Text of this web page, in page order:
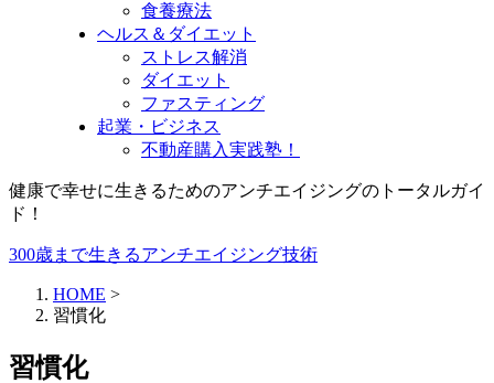
食養療法
ヘルス＆ダイエット
ストレス解消
ダイエット
ファスティング
起業・ビジネス
不動産購入実践塾！
健康で幸せに生きるためのアンチエイジングのトータルガイ
ド！
300歳まで生きるアンチエイジング技術
HOME >
習慣化
習慣化